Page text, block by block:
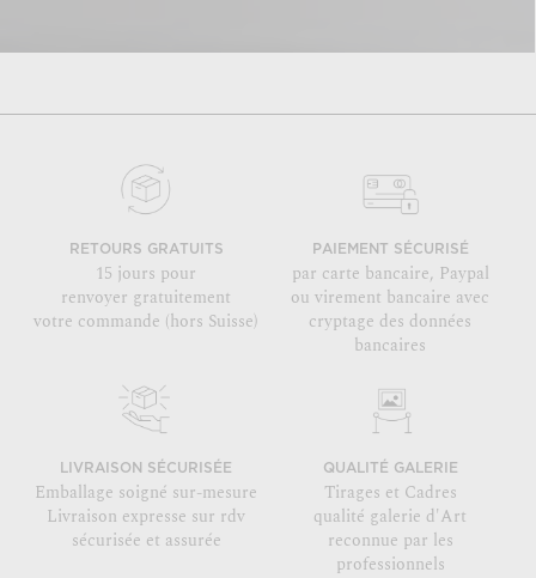
RETOURS GRATUITS
15 jours pour
renvoyer gratuitement
votre commande (hors Suisse)
PAIEMENT SÉCURISÉ
par carte bancaire, Paypal
ou virement bancaire avec
cryptage des données
bancaires
LIVRAISON SÉCURISÉE
Emballage soigné sur-mesure
Livraison expresse sur rdv
sécurisée et assurée
QUALITÉ GALERIE
Tirages et Cadres
qualité galerie d'Art
reconnue par les
professionnels